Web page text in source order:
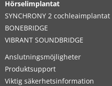
Hörselimplantat
SYNCHRONY 2 cochleaimplantat
BONEBRIDGE
VIBRANT SOUNDBRIDGE
Anslutningsmöjligheter
Produktsupport
Viktig säkerhetsinformation